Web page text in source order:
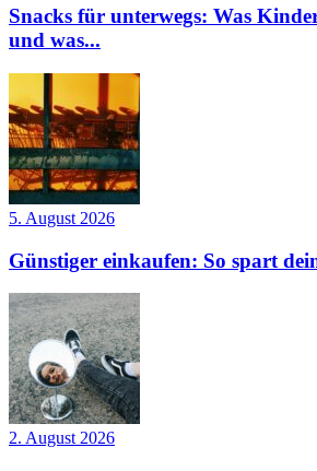
Snacks für unterwegs: Was
und was...
5. August 2026
Günstiger einkaufen: So spart
2. August 2026